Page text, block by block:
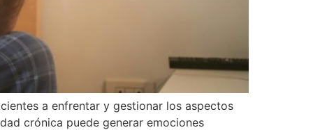
a enfrentar y gestionar los aspectos
crónica puede generar emociones